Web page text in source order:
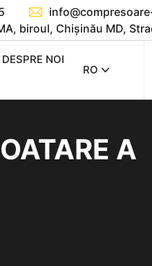
biroul, Chișinău MD,
RO
DESPRE NOI
A